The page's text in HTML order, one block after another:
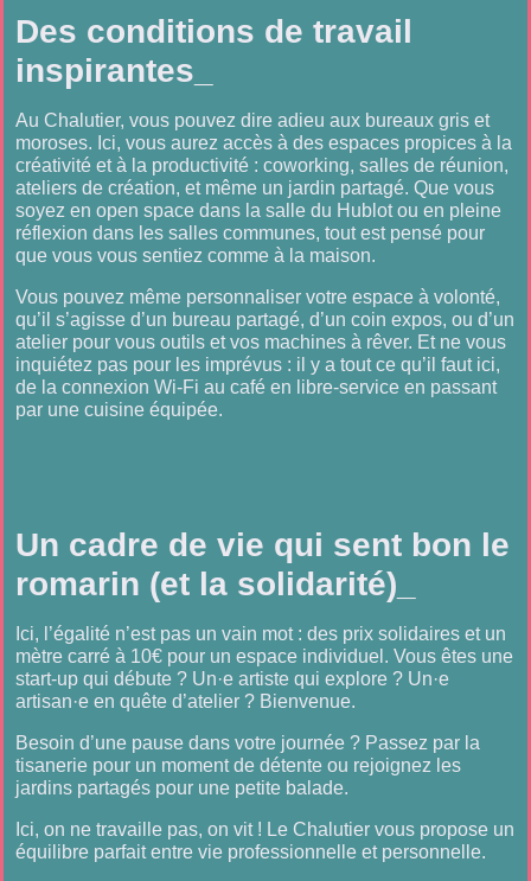
Des conditions de travail
inspirantes_
Au Chalutier, vous pouvez dire adieu aux bureaux gris et
moroses. Ici, vous aurez accès à des espaces propices à la
créativité et à la productivité : coworking, salles de réunion,
ateliers de création, et même un jardin partagé. Que vous
soyez en open space dans la salle du Hublot ou en pleine
réflexion dans les salles communes, tout est pensé pour
que vous vous sentiez comme à la maison.
Vous pouvez même personnaliser votre espace à volonté,
qu’il s’agisse d’un bureau partagé, d’un coin expos, ou d’un
atelier pour vous outils et vos machines à rêver. Et ne vous
inquiétez pas pour les imprévus : il y a tout ce qu’il faut ici,
de la connexion Wi-Fi au café en libre-service en passant
par une cuisine équipée.
Un cadre de vie qui sent bon le
romarin (et la solidarité)_
Ici, l’égalité n’est pas un vain mot : des prix solidaires et un
mètre carré à 10€ pour un espace individuel. Vous êtes une
start-up qui débute ? Un·e artiste qui explore ? Un·e
artisan·e en quête d’atelier ? Bienvenue.
Besoin d’une pause dans votre journée ? Passez par la
tisanerie pour un moment de détente ou rejoignez les
jardins partagés pour une petite balade.
Ici, on ne travaille pas, on vit ! Le Chalutier vous propose un
équilibre parfait entre vie professionnelle et personnelle.